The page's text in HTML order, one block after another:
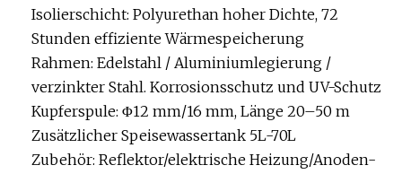
Isolierschicht: Polyurethan hoher Dichte, 72
Stunden effiziente Wärmespeicherung
Rahmen: Edelstahl / Aluminiumlegierung /
verzinkter Stahl. Korrosionsschutz und UV-Schutz
Kupferspule: Φ12 mm/16 mm, Länge 20–50 m
Zusätzlicher Speisewassertank 5L-70L
Zubehör: Reflektor/elektrische Heizung/Anoden-